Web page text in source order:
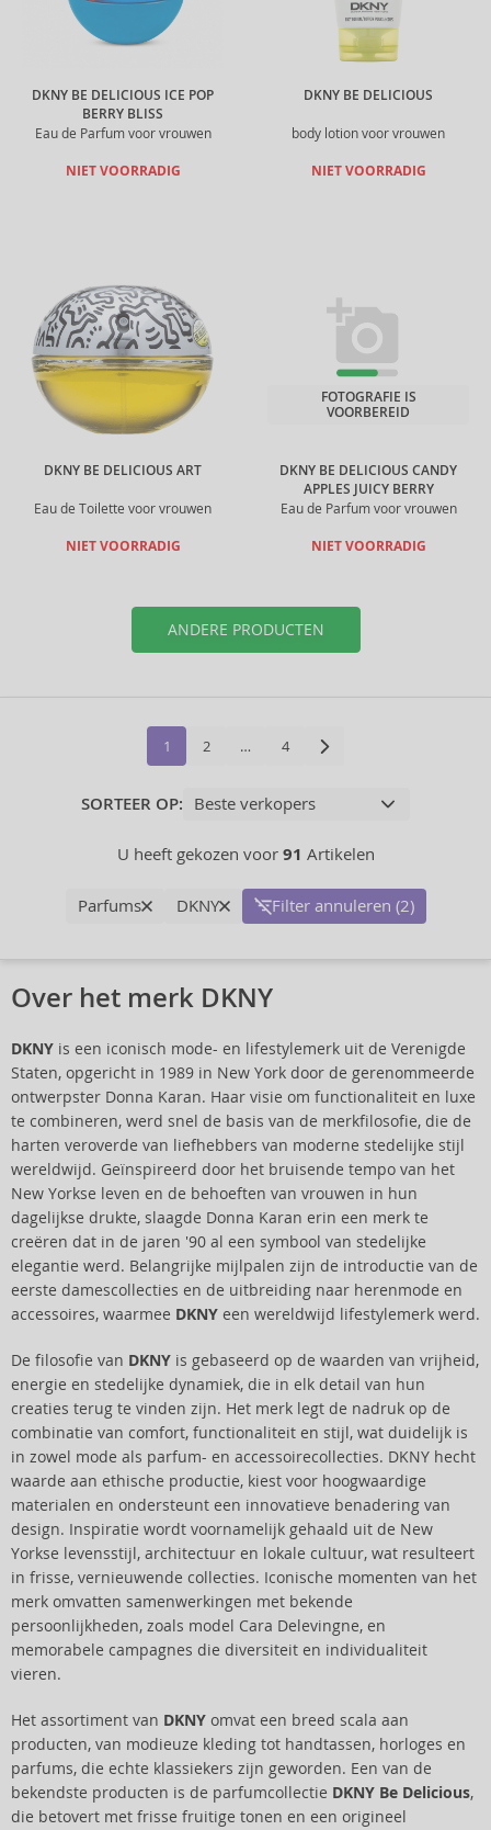
DKNY BE DELICIOUS ICE POP
BERRY BLISS
Eau de Parfum voor vrouwen
NIET VOORRADIG
DKNY BE DELICIOUS
body lotion voor vrouwen
NIET VOORRADIG
DKNY BE DELICIOUS ART
Eau de Toilette voor vrouwen
NIET VOORRADIG
DKNY BE DELICIOUS CANDY
APPLES JUICY BERRY
Eau de Parfum voor vrouwen
FOTOGRAFIE IS
VOORBEREID
NIET VOORRADIG
ANDERE PRODUCTEN
1 2 … 4
SORTEER OP:
U heeft gekozen voor 91 Artikelen
Parfums DKNY Filter annuleren (2)
Over het merk DKNY
DKNY is een iconisch mode- en lifestylemerk uit de Verenigde
Staten, opgericht in 1989 in New York door de gerenommeerde
ontwerpster Donna Karan. Haar visie om functionaliteit en luxe
te combineren, werd snel de basis van de merkfilosofie, die de
harten veroverde van liefhebbers van moderne stedelijke stijl
wereldwijd. Geïnspireerd door het bruisende tempo van het
New Yorkse leven en de behoeften van vrouwen in hun
dagelijkse drukte, slaagde Donna Karan erin een merk te
creëren dat in de jaren '90 al een symbool van stedelijke
elegantie werd. Belangrijke mijlpalen zijn de introductie van de
eerste damescollecties en de uitbreiding naar herenmode en
accessoires, waarmee DKNY een wereldwijd lifestylemerk werd.
De filosofie van DKNY is gebaseerd op de waarden van vrijheid,
energie en stedelijke dynamiek, die in elk detail van hun
creaties terug te vinden zijn. Het merk legt de nadruk op de
combinatie van comfort, functionaliteit en stijl, wat duidelijk is
in zowel mode als parfum- en accessoirecollecties. DKNY hecht
waarde aan ethische productie, kiest voor hoogwaardige
materialen en ondersteunt een innovatieve benadering van
design. Inspiratie wordt voornamelijk gehaald uit de New
Yorkse levensstijl, architectuur en lokale cultuur, wat resulteert
in frisse, vernieuwende collecties. Iconische momenten van het
merk omvatten samenwerkingen met bekende
persoonlijkheden, zoals model Cara Delevingne, en
memorabele campagnes die diversiteit en individualiteit
vieren.
Het assortiment van DKNY omvat een breed scala aan
producten, van modieuze kleding tot handtassen, horloges en
parfums, die echte klassiekers zijn geworden. Een van de
bekendste producten is de parfumcollectie DKNY Be Delicious,
die betovert met frisse fruitige tonen en een origineel